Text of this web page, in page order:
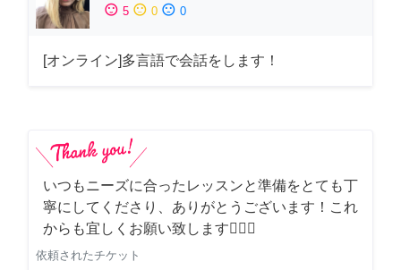
sentiment_satisfied 5 sentiment_neutral 0 sentiment_dissatisfied 0
[オンライン]多言語で会話をします！
いつもニーズに合ったレッスンと準備をとても丁
寧にしてくださり、ありがとうございます！これ
からも宜しくお願い致します🙇‍♀️✨
依頼されたチケット